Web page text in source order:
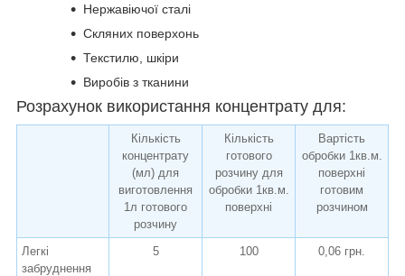
Нержавіючої сталі
Скляних поверхонь
Текстилю, шкіри
Виробів з тканини
Розрахунок використання концентрату для:
Кількість
концентрату
(мл) для
виготовлення
1л готового
розчину
Кількість
готового
розчину для
обробки 1кв.м.
поверхні
Вартість
обробки 1кв.м.
поверхні
готовим
розчином
Легкі
забруднення
5 100 0,06 грн.